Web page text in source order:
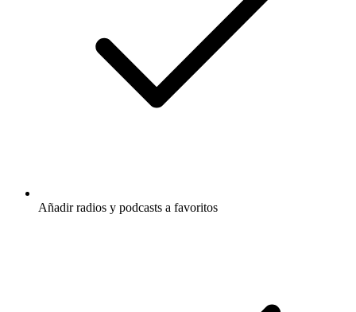
Añadir radios y podcasts a favoritos